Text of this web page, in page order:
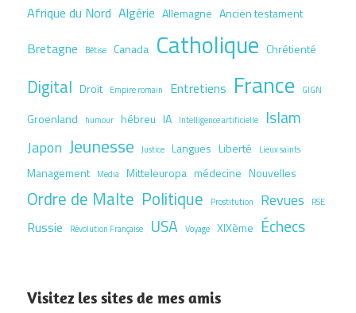
Afrique du Nord Algérie Allemagne Ancien testament
Bretagne Bêtise Canada Catholique Chrétienté
Digital Droit Empire romain Entretiens France GIGN
Groenland humour hébreu IA Intelligence artificielle Islam
Japon Jeunesse Justice Langues Liberté Lieux saints
Management Media Mitteleuropa médecine Nouvelles
Ordre de Malte Politique Prostitution Revues RSE
Russie Révolution Française USA Voyage XIXème Échecs
Visitez les sites de mes amis